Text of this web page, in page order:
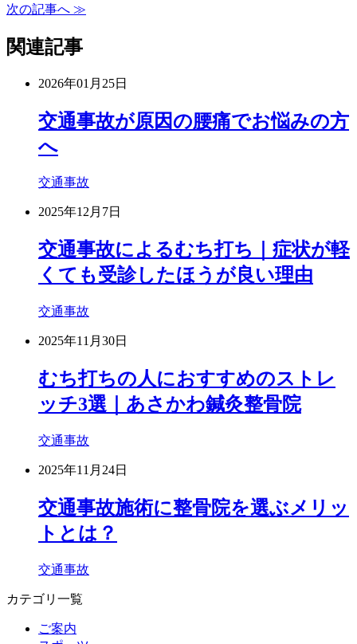
次の記事へ ≫
関連記事
2026年01月25日
交通事故が原因の腰痛でお悩みの方
へ
交通事故
2025年12月7日
交通事故によるむち打ち｜症状が軽
くても受診したほうが良い理由
交通事故
2025年11月30日
むち打ちの人におすすめのストレ
ッチ3選｜あさかわ鍼灸整骨院
交通事故
2025年11月24日
交通事故施術に整骨院を選ぶメリッ
トとは？
交通事故
カテゴリ一覧
ご案内